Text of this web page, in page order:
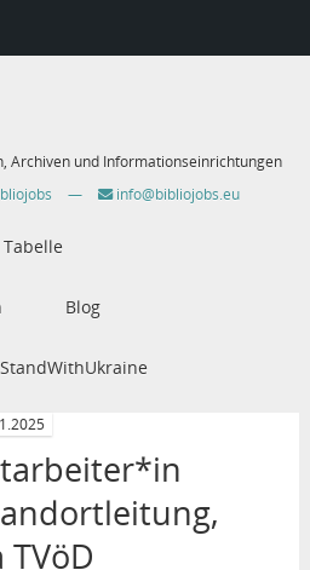
Archiven und Informationseinrichtungen
— info@bibliojobs.eu
Tabelle
Blog
TVöD